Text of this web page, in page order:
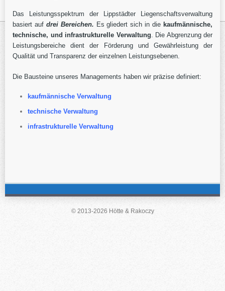
Das Leistungsspektrum der Lippstädter Liegenschaftsverwaltung
basiert auf drei Bereichen. Es gliedert sich in die kaufmännische,
technische, und infrastrukturelle Verwaltung . Die Abgrenzung der
Leistungsbereiche dient der Förderung und Gewährleistung der
Qualität und Transparenz der einzelnen Leistungsebenen.
Die Bausteine unseres Managements haben wir präzise definiert:
kaufmännische Verwaltung
technische Verwaltung
infrastrukturelle Verwaltung
© 2013-2026 Hötte & Rakoczy